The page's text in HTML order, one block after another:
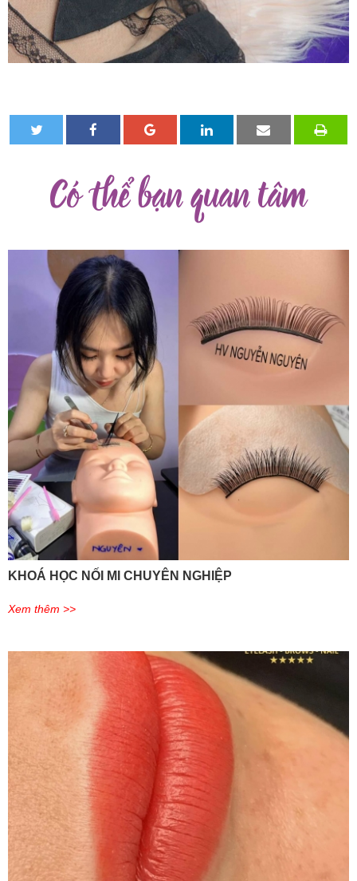
Có thể bạn quan tâm
KHOÁ HỌC NỐI MI CHUYÊN NGHIỆP
Xem thêm >>
❄
❄ ❄
❄
❄ ❄